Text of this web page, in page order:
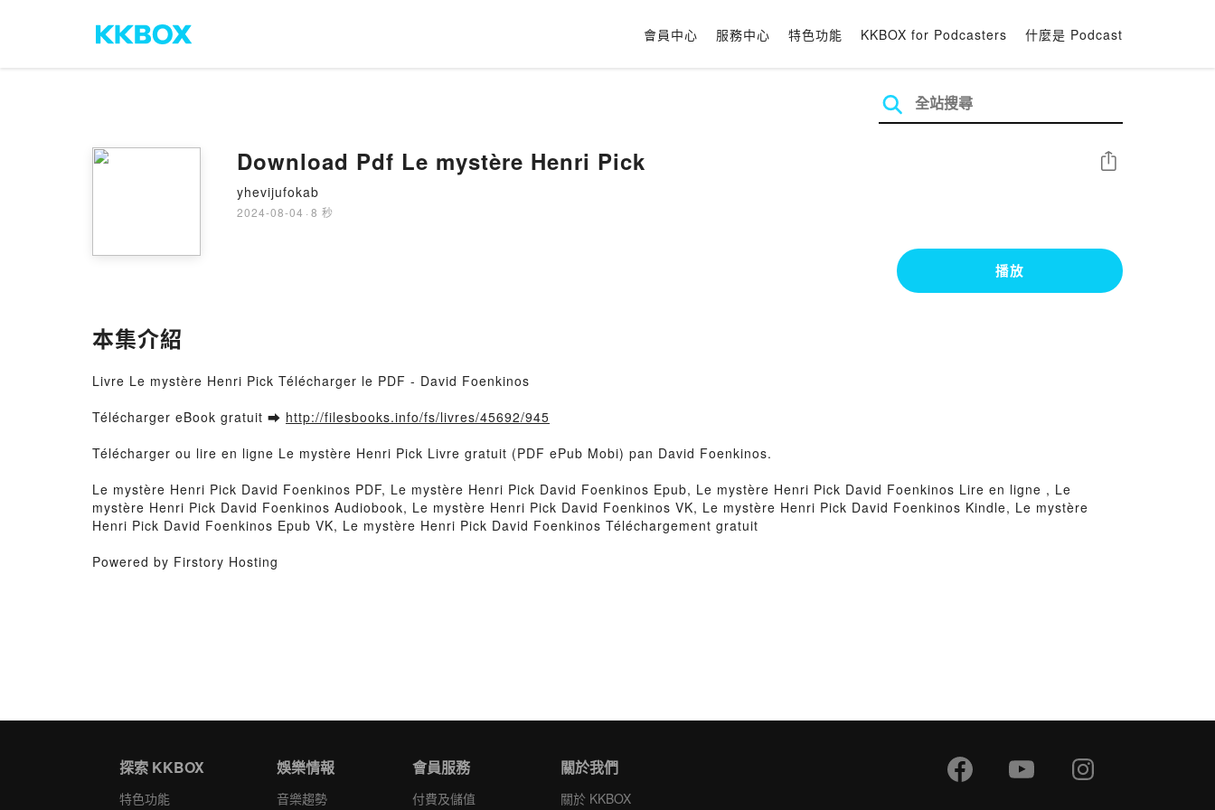
會員中心 服務中心 特色功能 KKBOX for Podcasters 什麼是 Podcast
Download Pdf Le mystère Henri Pick
yhevijufokab
2024-08-04 · 8 秒
分享
播放
本集介紹
Livre Le mystère Henri Pick Télécharger le PDF - David Foenkinos
Télécharger eBook gratuit ➡ http://filesbooks.info/fs/livres/45692/945
Télécharger ou lire en ligne Le mystère Henri Pick Livre gratuit (PDF ePub Mobi) pan David Foenkinos.
Le mystère Henri Pick David Foenkinos PDF, Le mystère Henri Pick David Foenkinos Epub, Le mystère Henri Pick David Foenkinos Lire en ligne , Le
mystère Henri Pick David Foenkinos Audiobook, Le mystère Henri Pick David Foenkinos VK, Le mystère Henri Pick David Foenkinos Kindle, Le mystère
Henri Pick David Foenkinos Epub VK, Le mystère Henri Pick David Foenkinos Téléchargement gratuit
Powered by Firstory Hosting
探索 KKBOX
特色功能
娛樂情報
音樂趨勢
會員服務
付費及儲值
關於我們
關於 KKBOX